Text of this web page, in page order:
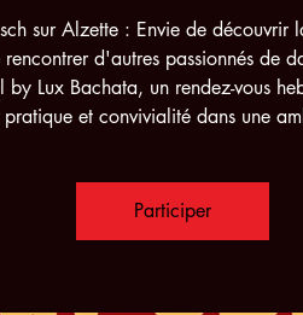
sur Alzette : Envie de
d'autres passionnés de
by Lux Bachata, un rendez-vous
et convivialité dans une
Participer